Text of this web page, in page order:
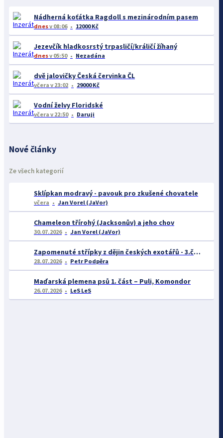
Nádherná koťátka Ragdoll s mezinárodním pasem
dnesv 08:06 12000 Kč
Jezevčík hladkosrstý trpasličí/králičí žíhaný
dnesv 05:50 Nezadána
dvě jalovičky Česká červinka ČL
včera v 23:02 29000 Kč
Vodní želvy Floridské
včera v 22:50 Daruji
Nové články
Ze všech kategorií
Sklípkan modravý - pavouk pro zkušené chovatele
včera Jan Vorel (JaVor)
Chameleon třírohý (Jacksonův) a jeho chov
30.07.2026 Jan Vorel (JaVor)
Zapomenuté střípky z dějin českých exotářů - 3.část
28.07.2026 Petr Podpěra
Maďarská plemena psů 1. část – Puli, Komondor
26.07.2026 LeS LeS